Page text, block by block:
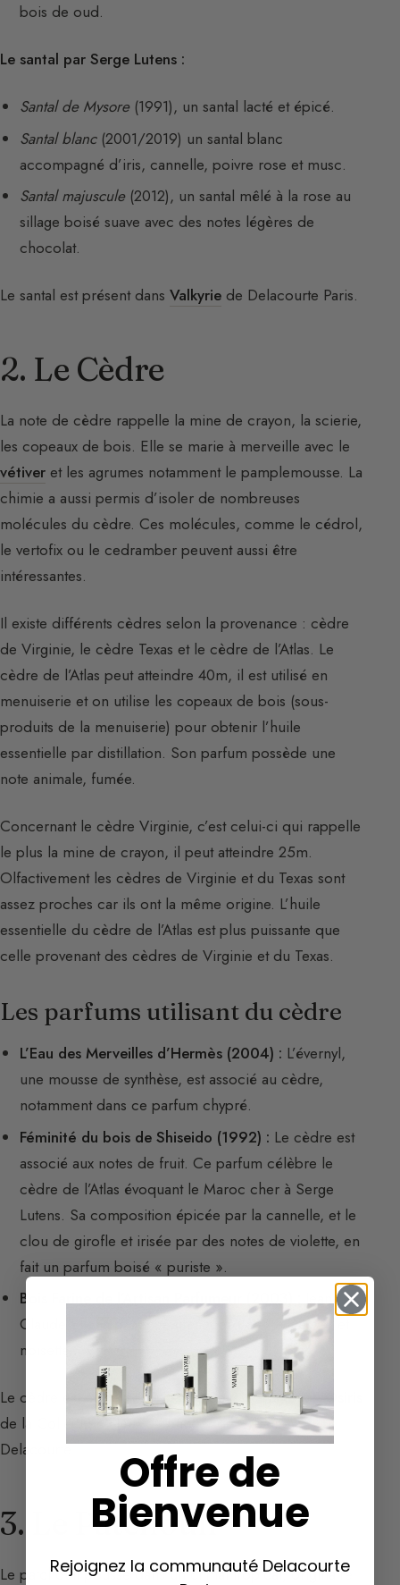
bois de oud.
Le santal par Serge Lutens :
Santal de Mysore(1991), un santal lacté et épicé.
Santal blanc(2001/2019) un santal blanc
accompagné d’iris, cannelle, poivre rose et musc.
Santal majuscule(2012), un santal mêlé à la rose au
sillage boisé suave avec des notes légères de
chocolat.
Le santal est présent dans Valkyrie de Delacourte Paris.
2. Le Cèdre
La note de cèdre rappelle la mine de crayon, la scierie,
les copeaux de bois. Elle se marie à merveille avec le
vétiver et les agrumes notamment le pamplemousse. La
chimie a aussi permis d’isoler de nombreuses
molécules du cèdre. Ces molécules, comme le cédrol,
le vertofix ou le cedramber peuvent aussi être
intéressantes.
Il existe différents cèdres selon la provenance : cèdre
de Virginie, le cèdre Texas et le cèdre de l’Atlas. Le
cèdre de l’Atlas peut atteindre 40m, il est utilisé en
menuiserie et on utilise les copeaux de bois (sous-
produits de la menuiserie) pour obtenir l’huile
essentielle par distillation. Son parfum possède une
note animale, fumée.
Concernant le cèdre Virginie, c’est celui-ci qui rappelle
le plus la mine de crayon, il peut atteindre 25m.
Olfactivement les cèdres de Virginie et du Texas sont
assez proches car ils ont la même origine. L’huile
essentielle du cèdre de l’Atlas est plus puissante que
celle provenant des cèdres de Virginie et du Texas.
Les parfums utilisant du cèdre
L’Eau des Merveilles d’Hermès (2004) : L’évernyl,
une mousse de synthèse, est associé au cèdre,
notamment dans ce parfum chypré.
Féminité du bois de Shiseido (1992) : Le cèdre est
associé aux notes de fruit. Ce parfum célèbre le
cèdre de l’Atlas évoquant le Maroc cher à Serge
Lutens. Sa composition épicée par la cannelle, et le
clou de girofle et irisée par des notes de violette, en
fait un parfum boisé « puriste ».
Bois Farine de l’Artisan Parfumeur (2003) :
Jean-
Claude Ellena propose un accord cèdre, vétiver et
noisette.
Le cèdre est également présent dans la fragrance
de la Collection Fleur d’Oranger de Sylvaine
Delacourte.
3. Le Patchouli
Le patchouli pousse dans un climat tropical, originaire
Offre de
Bienvenue
Rejoignez la communauté Delacourte